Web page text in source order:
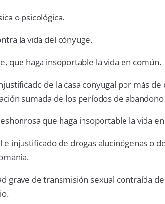
o psicológica.
la vida del cónyuge.
que haga insoportable la vida en común.
de la casa conyugal por más
sumada de los períodos de
que haga insoportable la vida
e injustificado de drogas alucinógenas o
grave de transmisión sexual contraída